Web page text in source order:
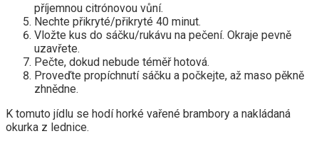
příjemnou citrónovou vůní.
Nechte přikryté/přikryté 40 minut.
Vložte kus do sáčku/rukávu na pečení. Okraje pevně
uzavřete.
Pečte, dokud nebude téměř hotová.
Proveďte propíchnutí sáčku a počkejte, až maso pěkně
zhnědne.
K tomuto jídlu se hodí horké vařené brambory a nakládaná
okurka z lednice.